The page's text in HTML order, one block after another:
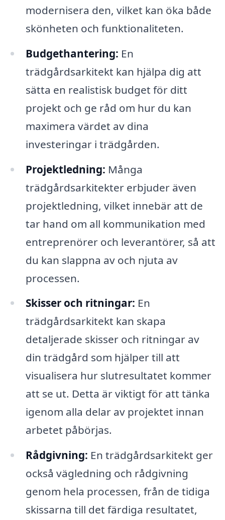
modernisera den, vilket kan öka både
skönheten och funktionaliteten.
Budgethantering: En
trädgårdsarkitekt kan hjälpa dig att
sätta en realistisk budget för ditt
projekt och ge råd om hur du kan
maximera värdet av dina
investeringar i trädgården.
Projektledning: Många
trädgårdsarkitekter erbjuder även
projektledning, vilket innebär att de
tar hand om all kommunikation med
entreprenörer och leverantörer, så att
du kan slappna av och njuta av
processen.
Skisser och ritningar: En
trädgårdsarkitekt kan skapa
detaljerade skisser och ritningar av
din trädgård som hjälper till att
visualisera hur slutresultatet kommer
att se ut. Detta är viktigt för att tänka
igenom alla delar av projektet innan
arbetet påbörjas.
Rådgivning: En trädgårdsarkitekt ger
också vägledning och rådgivning
genom hela processen, från de tidiga
skissarna till det färdiga resultatet,